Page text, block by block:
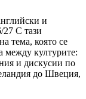
и
27 С тази
тема, която се
между културите:
и дискусии по
до Швеция,